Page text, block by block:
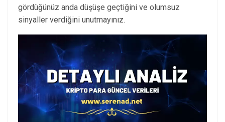
gördüğünüz anda düşüşe geçtiğini ve olumsuz
sinyaller verdiğini unutmayınız.